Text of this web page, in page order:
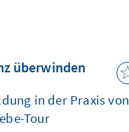
überwinden
in der Praxis von
Tour